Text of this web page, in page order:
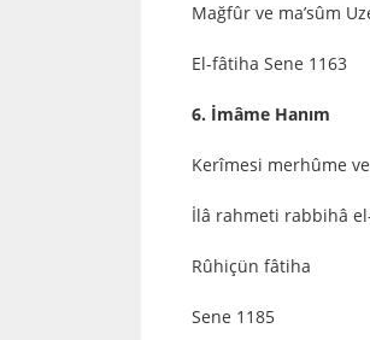
Mağfûr ve ma’sûm
El-fâtiha Sene 1163
6. İmâme Hanım
Kerîmesi merhûme
İlâ rahmeti rabbihâ
Rûhiçün fâtiha
Sene 1185